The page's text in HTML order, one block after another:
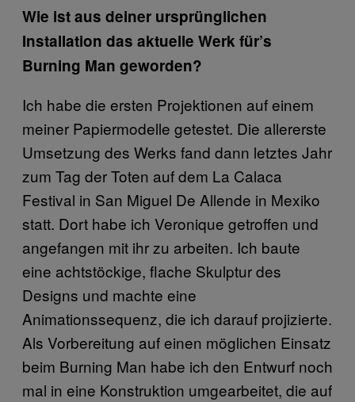
Wie ist aus deiner ursprünglichen
Installation das aktuelle Werk für’s
Burning Man geworden?
Ich habe die ersten Projektionen auf einem
meiner Papiermodelle getestet. Die allererste
Umsetzung des Werks fand dann letztes Jahr
zum Tag der Toten auf dem La Calaca
Festival in San Miguel De Allende in Mexiko
statt. Dort habe ich Veronique getroffen und
angefangen mit ihr zu arbeiten. Ich baute
eine achtstöckige, flache Skulptur des
Designs und machte eine
Animationssequenz, die ich darauf projizierte.
Als Vorbereitung auf einen möglichen Einsatz
beim Burning Man habe ich den Entwurf noch
mal in eine Konstruktion umgearbeitet, die auf